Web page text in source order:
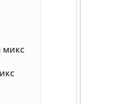
микс